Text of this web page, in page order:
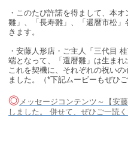
・このたび許諾を得まして、本
雛」、「長寿雛」、「還暦市松
きます。
・安藤人形店・ご主人「三代目
端となって、「還暦雛」は生まれ
これを契機に、それぞれの祝い
ました。（*下記ムービーもぜひご
◎ メッセージコンテンツ～【安
しました。 併せて、ぜひご一読